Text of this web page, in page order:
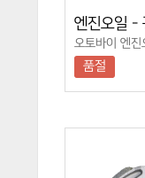
엔진오일 -
오토바이 엔
순정오일)
품절